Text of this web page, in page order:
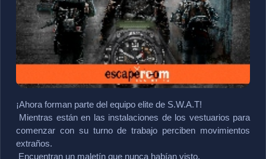
¡Ahora forman parte del equipo elite de S.W.A.T!
comenzar con su turno de trabajo perciben movimientos
extraños.
Encuentran un maletín que nunca habían visto.